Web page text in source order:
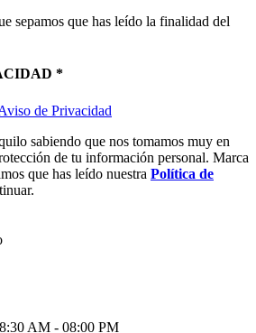
sepamos que has leído la finalidad del
*
de Privacidad
sabiendo que nos tomamos muy en
de tu información personal. Marca
que has leído nuestra Política de
AM - 08:00 PM